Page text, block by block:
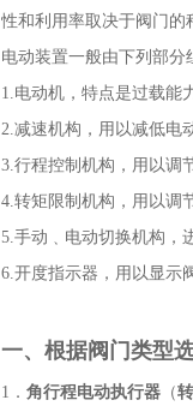
性和利用率取决于阀门
电动装置一般由下列
1.电动机，特点是过载
2.减速机构，用以减
3.行程控制机构，用以
4.转矩限制机构，用以
5.手动﹑电动切换机构
6.开度指示器，用以显
一、根据阀门类
1． 角行程电动执行器 （